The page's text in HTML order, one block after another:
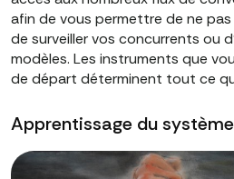
afin de vous permettre de ne
de surveiller vos concurrents ou
modèles. Les instruments que
de départ déterminent tout ce
Apprentissage du